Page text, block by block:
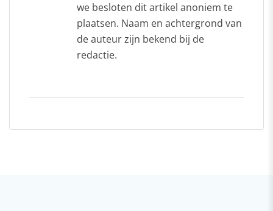
we besloten dit artikel anoniem te
plaatsen. Naam en achtergrond van
de auteur zijn bekend bij de
redactie.